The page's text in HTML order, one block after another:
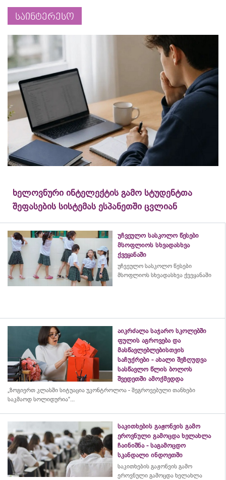
საინტერესო
ხელოვნური ინტელექტის გამო სტუდენტთა
შეფასების სისტემას ესპანეთში ცვლიან
უჩვეულო სასკოლო წესები
მსოფლიოს სხვადასხვა
ქვეყანაში
უჩვეულო სასკოლო წესები
მსოფლიოს სხვადასხვა ქვეყანაში
აიკრძალა საჯარო სკოლებში
ფულის აგროვება და
მასწავლებლებისთვის
საჩუქრები - ახალი შეზღუდვა
სასწავლო წლის ბოლოს
შვედეთში ამოქმედდა
„ზოგიერთ კლასში სიტუაცია უკონტროლოა - შეგროვებული თანხები
საკმაოდ სოლიდურია“...
საკითხების გაჟონვის გამო
ეროვნული გამოცდა ხელახლა
ჩაინიშნა - საგამოცდო
სკანდალი ინდოეთში
საკითხების გაჟონვის გამო
ეროვნული გამოცდა ხელახლა